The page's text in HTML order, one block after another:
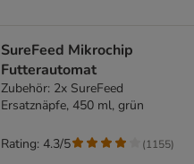
SureFeed Mikrochip
Futterautomat
Zubehör: 2x SureFeed
Ersatznäpfe, 450 ml, grün
Rating: 4.3/5 (1155)